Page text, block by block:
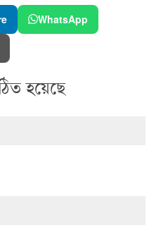
WhatsApp
হয়েছে